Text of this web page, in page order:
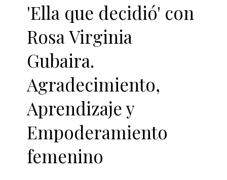
'Ella que decidió' con
Rosa Virginia
Gubaira.
Agradecimiento,
Aprendizaje y
Empoderamiento
femenino